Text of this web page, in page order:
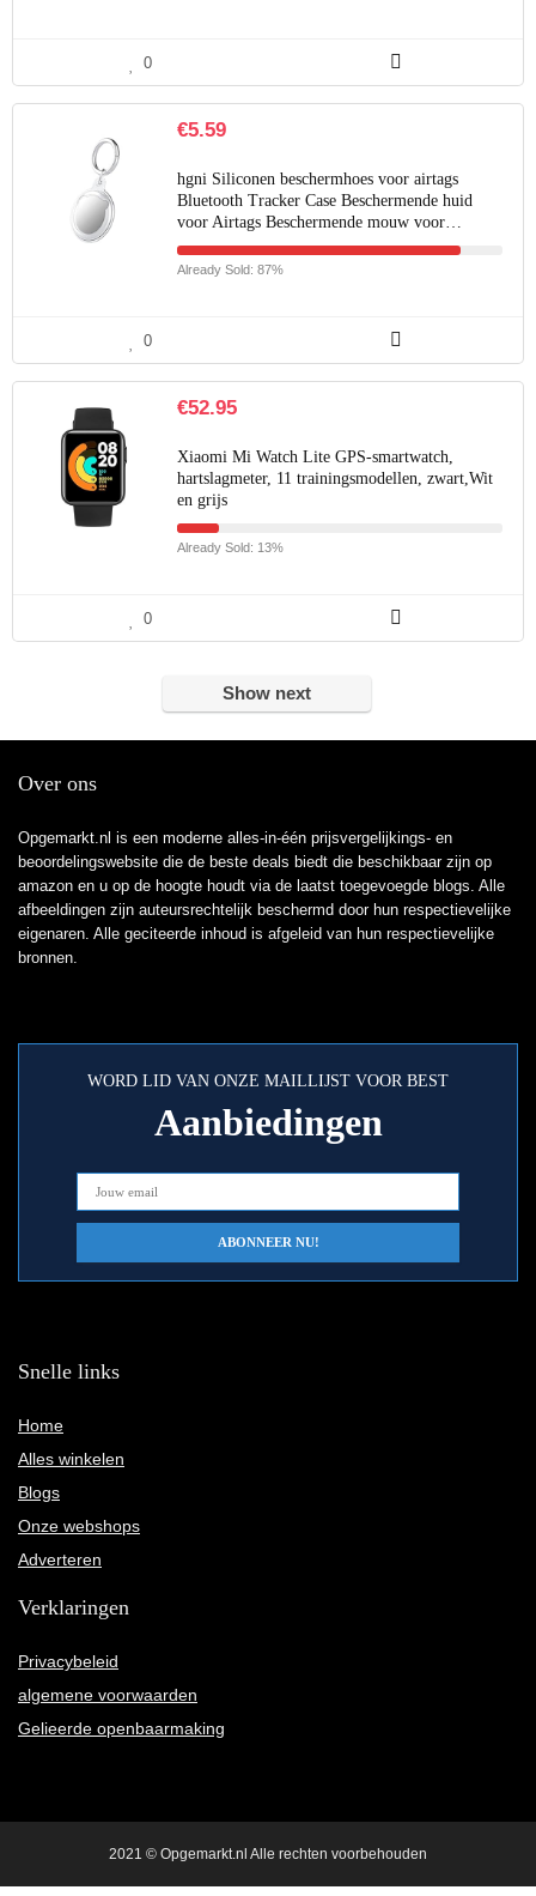
0
€5.59
hgni Siliconen beschermhoes voor airtags
Bluetooth Tracker Case Beschermende huid
voor Airtags Beschermende mouw voor…
Already Sold: 87%
0
€52.95
Xiaomi Mi Watch Lite GPS-smartwatch,
hartslagmeter, 11 trainingsmodellen, zwart,Wit
en grijs
Already Sold: 13%
0
Show next
Over ons
Opgemarkt.nl is een moderne alles-in-één prijsvergelijkings- en
beoordelingswebsite die de beste deals biedt die beschikbaar zijn op
amazon en u op de hoogte houdt via de laatst toegevoegde blogs. Alle
afbeeldingen zijn auteursrechtelijk beschermd door hun respectievelijke
eigenaren. Alle geciteerde inhoud is afgeleid van hun respectievelijke
bronnen.
WORD LID VAN ONZE MAILLIJST VOOR BEST
Aanbiedingen
Snelle links
Home
Alles winkelen
Blogs
Onze webshops
Adverteren
Verklaringen
Privacybeleid
algemene voorwaarden
Gelieerde openbaarmaking
2021 © Opgemarkt.nl Alle rechten voorbehouden